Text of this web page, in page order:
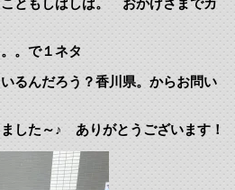
ともしばしば。 おかげさまでカ
。で１ネタ
るんだろう？香川県。からお問い
した～♪ ありがとうございます！